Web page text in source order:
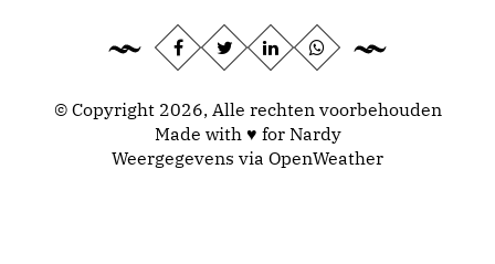
© Copyright 2026, Alle rechten voorbehouden
Made with ♥ for Nardy
Weergegevens via OpenWeather